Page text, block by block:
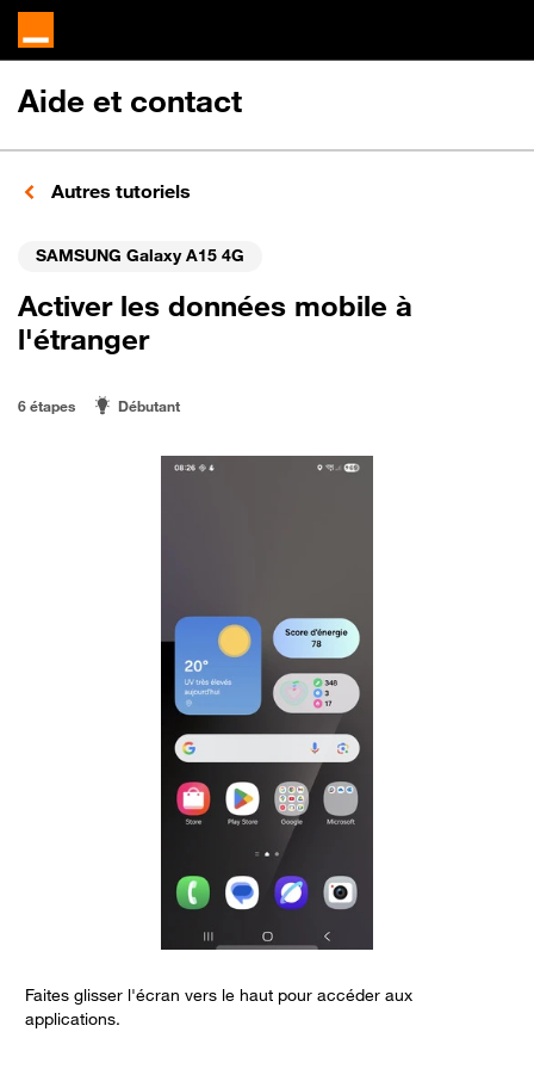
Aide et contact
Autres tutoriels
SAMSUNG Galaxy A15 4G
Activer les données mobile à
l'étranger
6 étapes Débutant
Faites glisser l'écran vers le haut pour accéder aux
applications.